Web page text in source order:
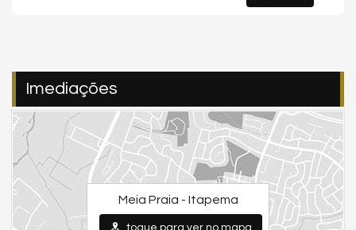
Lavabo
Entrada de Serviço
Banheiro Social
Suíte Master
Suíte Standard
Características do Empreendimento
Gerador
Sala de Jogos
Imediações
Meia Praia - Itapema
toque para ver no mapa